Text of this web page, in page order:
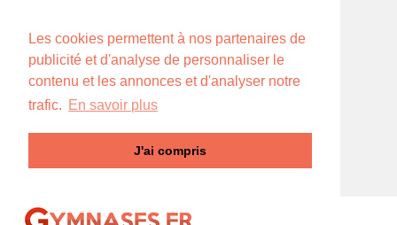
Les cookies permettent à nos partenaires de
publicité et d'analyse de personnaliser le
contenu et les annonces et d'analyser notre
trafic. En savoir plus
J'ai compris